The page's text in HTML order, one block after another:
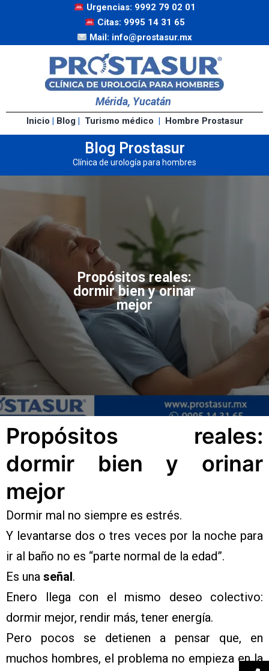
Urgencias: 9992 79 02 01
Citas: 9995 14 31 65
Mail: info@prostasur.mx
Mérida, Yucatán
Inicio | Blog| Turismo médico | Hombre Prostasur
Blog Prostasur
Clínica de urología para hombres
Propósitos reales:
dormir bien y orinar
mejor
Propósitos reales:
dormir bien y orinar
mejor
Dormir mal no siempre es estrés.
Y levantarse dos o tres veces por la noche para
ir al baño no es “parte normal de la edad”.
Es una señal.
Enero llega con el mismo deseo colectivo:
dormir mejor, rendir más, tener energía.
Pero pocos se detienen a pensar que, en
muchos hombres, el problema no empieza en la